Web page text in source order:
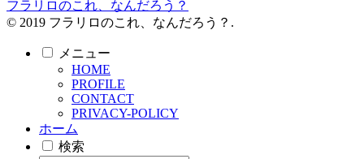
フラリロのこれ、なんだろう？
© 2019 フラリロのこれ、なんだろう？.
メニュー
HOME
PROFILE
CONTACT
PRIVACY-POLICY
ホーム
検索